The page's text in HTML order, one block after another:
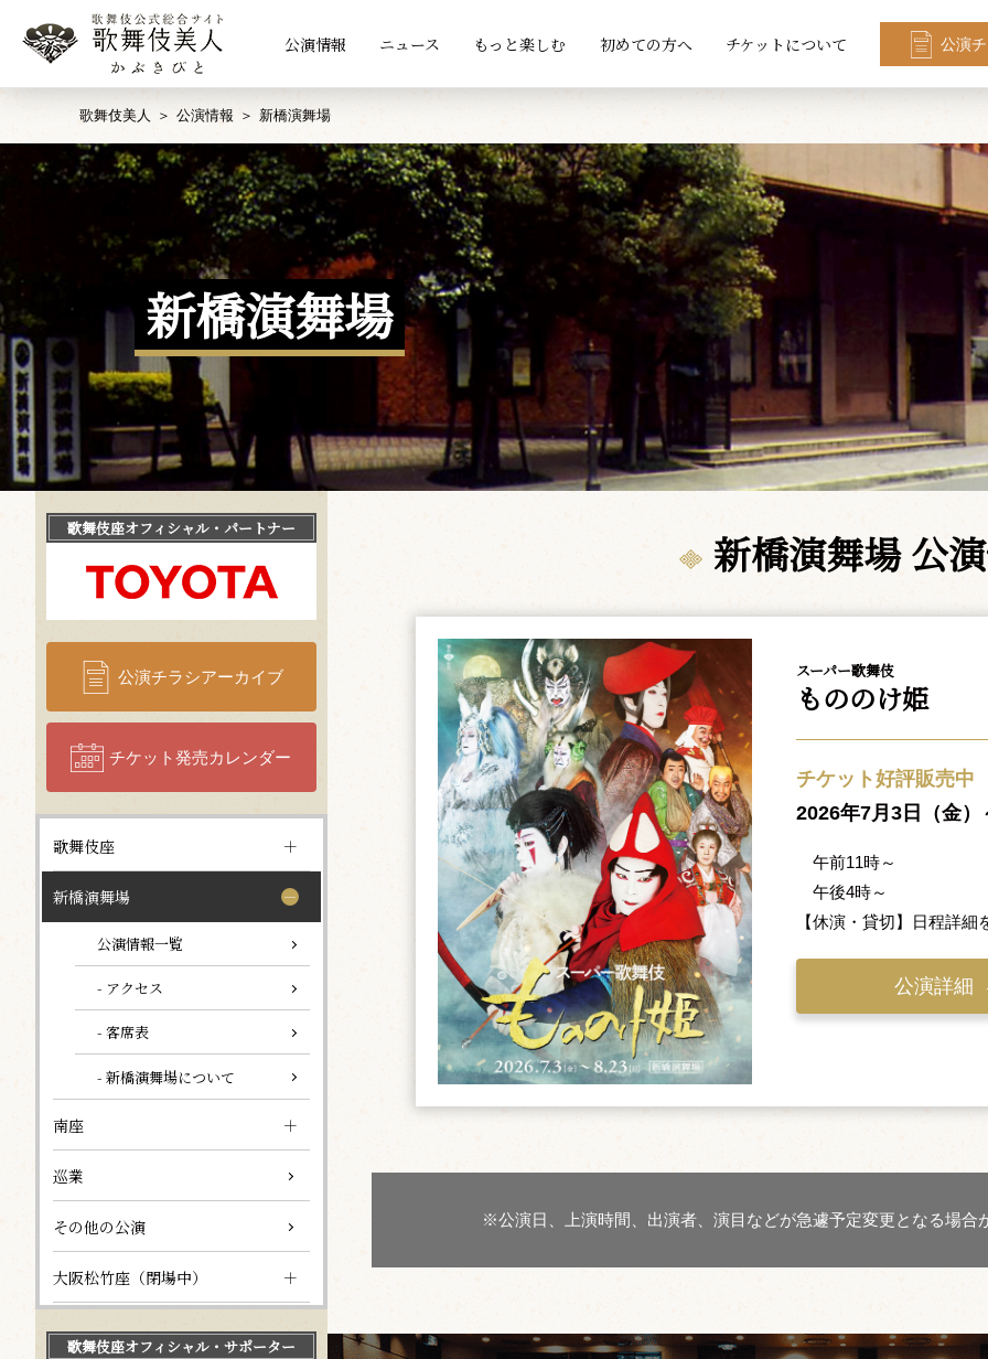
公演情報 ニュース もっと楽しむ 初めての方へ チケットについて 公演
歌舞伎美人 公演情報 新橋演舞場
新橋演舞場
新橋演舞場 公
スーパー歌舞伎
もののけ姫
チケット好評販売中
2026年7月3日（金
午前11時～
午後4時～
【休演・貸切】日程詳
公演詳細
※公演日、上演時間、出演者、演目などが急遽予定変更となる場合
歌舞伎座オフィシャル・パートナー
公演チラシアーカイブ
チケット発売カレンダー
歌舞伎座
新橋演舞場
公演情報一覧
- アクセス
- 客席表
- 新橋演舞場について
南座
巡業
その他の公演
大阪松竹座（閉場中）
歌舞伎座オフィシャル・サポーター